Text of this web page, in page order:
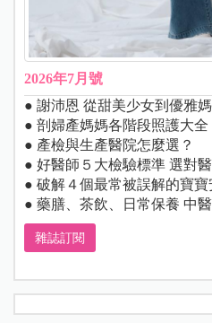
2026年7月號
● 謝沛恩 從甜美少女到優雅
● 剖婦產媽媽各階段照護大全
● 產檢與生產醫院怎麼選？
● 好醫師５大檢驗標準 選對
● 破解４個最常被誤解的寶寶
● 藥膳、茶飲、日常保養 中
雜誌訂閱